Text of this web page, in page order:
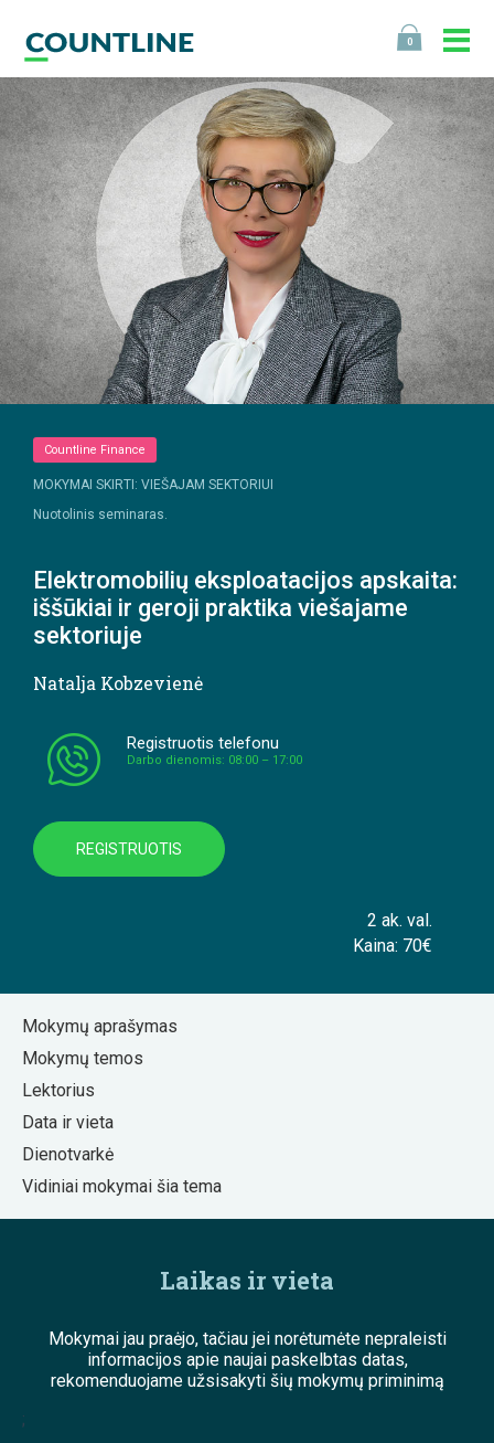
0
Countline Finance
MOKYMAI SKIRTI: VIEŠAJAM SEKTORIUI
Nuotolinis seminaras.
Elektromobilių eksploatacijos apskaita:
iššūkiai ir geroji praktika viešajame
sektoriuje
Natalja Kobzevienė
Registruotis telefonu
Darbo dienomis: 08:00 – 17:00
REGISTRUOTIS
2 ak. val.
Kaina: 70€
Mokymų aprašymas
Mokymų temos
Lektorius
Data ir vieta
Dienotvarkė
Vidiniai mokymai šia tema
Laikas ir vieta
Mokymai jau praėjo, tačiau jei norėtumėte nepraleisti
informacijos apie naujai paskelbtas datas,
rekomenduojame užsisakyti šių mokymų priminimą
;